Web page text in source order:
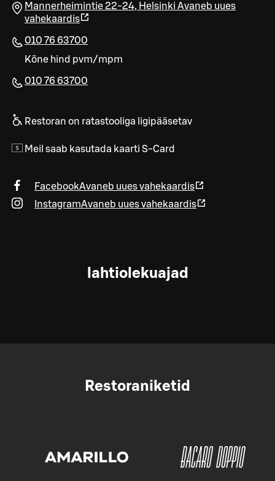
Mannerheimintie 22-24, Helsinki Avaneb uues
vahekaardis
010 76 63700
Kõne hind pvm/mpm
010 76 63700​
Restoran on ratastooliga ligipääsetav
Meil saab kasutada kaarti S-Card
FacebookAvaneb uues vahekaardis
InstagramAvaneb uues vahekaardis
lahtiolekuajad
Restoraniketid